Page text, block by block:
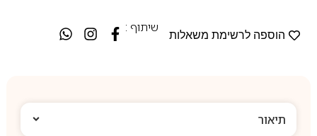
הוספה לרשימת משאלות
שיתוף :
תיאור